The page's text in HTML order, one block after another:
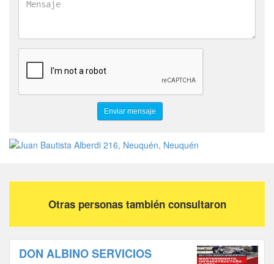
Otras personas también consultaron
DON ALBINO SERVICIOS